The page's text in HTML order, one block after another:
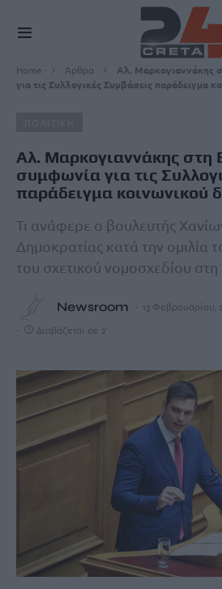
Home Άρθρα
Αλ. Μαρκογιαννάκης
για τις Συλλογικές Συμβάσεις παράδειγμα
Αλ. Μαρκογιαννάκης στη
συμφωνία για τις
παράδειγμα κοινωνικού
Τι ανάφερε ο βουλευτής
Δημοκρατίας κατά την ομιλία
του σχετικού νομοσχεδίου
Newsroom 13 Φεβρουαρίου,
Διαβάζεται σε 2'